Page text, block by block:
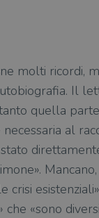
molti ricordi,
Il
quella
al
crisi
che «sono